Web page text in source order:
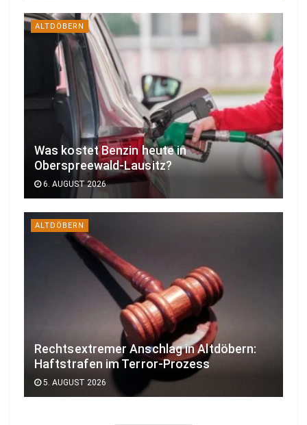
ALTDÖBERN
Was kostet Benzin heute in
Oberspreewald-Lausitz?
6. AUGUST 2026
ALTDÖBERN
Rechtsextremer Anschlag in Altdöbern:
Haftstrafen im Terror-Prozess
5. AUGUST 2026